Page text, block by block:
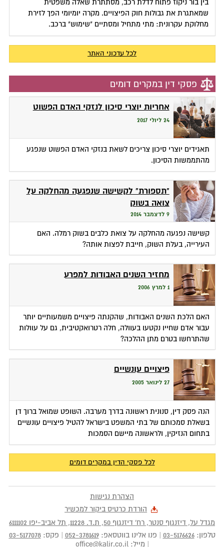
בין בור ניקוז פתוח לדלת רכב, מסתתרת שאלה משפטית
שמאתגרת את גבולות חוק הפיצויים. מקרה יומיומי הפך לזירת
מחלוקת עקרונית: מתי מתחיל ומסתיים "שימוש" ברכב.
לכל עדכוני האתר
פסקי דין במקרים דומים
אחריות יוצרי סיכון לנזקי האדם הפשוט
24 ליולי 2017
תאגידים יוצרי סיכון צריכים לשאת בנזקי האדם הפשוט שנפגע
מהתממשות הסיכון.
"תספורת" לקשישה שנפגעה מהחלקה על
צואה בשוק
9 לדצמבר 2014
קשישה נפגעה מהחלקה על צואת כלבים בשוק רמלה. האם
העירייה, בעלת השוק, חייבת לפצות אותה?
מחזיר השנים האבודות למפרע
1 למרץ 2006
האם הלכת השנים האבודות, שהקנתה פיצויים משמעותיים יותר
עבור אדם שחייו נקטעו בעוולה, חלה רטרואקטיבית, גם על עוולות
שהתרחשו בטרם מתן ההלכה?
פיצויים עונשיים
27 לינואר 2005
הנה פסק דין, סנונית ראשונה בדרך מערבה. השופט שמואל ברוך דן
בשאלת סמכותם של בתי המשפט בישראל להטיל פיצויים עונשיים
בתחום הנזיקין, ולראשונה מיישם הסמכות
לכל פסקי הדין במקרים דומים
הצהרת נגישות
הורדת כרטיס ביקור למכשיר
מגדל על, דיזנגוף סנטר, רח' דיזנגוף 50
, ת.ד. 11228
, תל אביב-יפו 6111102
טלפון:03-5176626 פנו אלינו בווטסאפ:052-3781619 פקס:03-5177078
מייל:office@kalir.co.il